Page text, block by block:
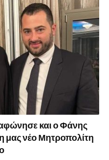
και ο Φάνης
μας νέο Μητροπολίτη